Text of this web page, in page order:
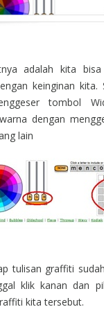
adalah kita
keinginan kita.
tombol
dengan
lain
tulisan graffiti
klik kanan dan
kita tersebut.